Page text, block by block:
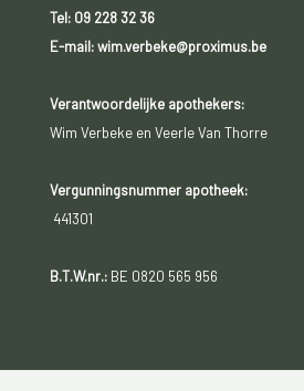
Tel: 09 228 32 36
E-mail: wim.verbeke@proximus.be
Verantwoordelijke apothekers:
Wim Verbeke en Veerle Van Thorre
Vergunningsnummer apotheek:
441301
B.T.W.nr.:BE 0820 565 956